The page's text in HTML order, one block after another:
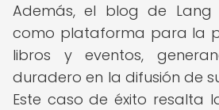
Además, el blog de Lang
como plataforma para la
libros y eventos,
duradero en la difusión de
Este caso de éxito resalta